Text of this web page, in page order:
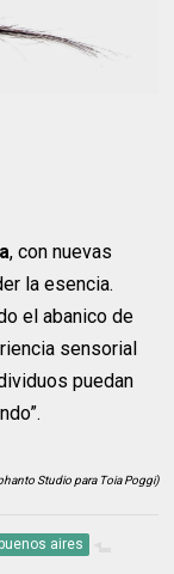
, con nuevas
la esencia.
el abanico de
sensorial
puedan
Studio para Toia Poggi)
buenos aires